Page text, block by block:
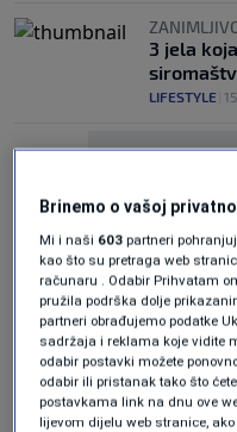
3 jela
LIFESTYLE
Brinemo o vašoj
Mi i naši 603 partneri
kao što su pretraga web
računaru . Odabir Prihvatam
pružila podrška dolje
partneri obrađujemo podatke
sadržaja i reklama koje vidite
odabir postavki možete
odabir ili pristanak tako što
postavkama link na dnu ove
lijevom dijelu web stranice,